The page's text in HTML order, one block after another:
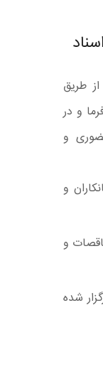
از طریق
و در
و
و
و
شده